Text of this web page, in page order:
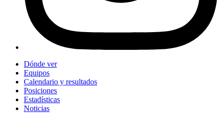
Dónde ver
Equipos
Calendario y resultados
Posiciones
Estadísticas
Noticias